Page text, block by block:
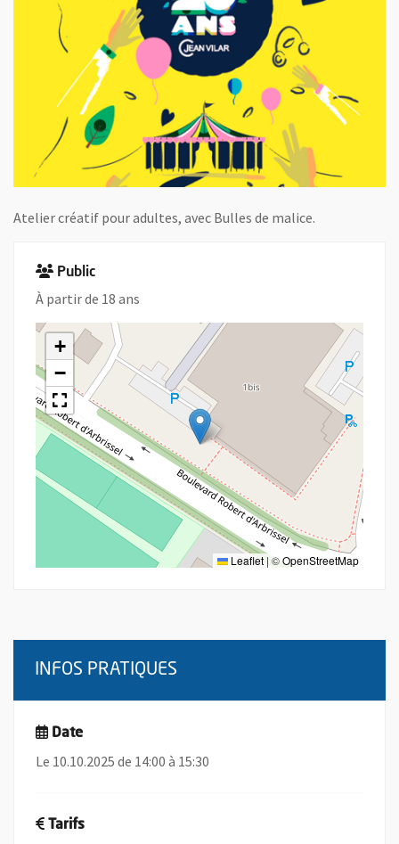
Atelier créatif pour adultes, avec Bulles de malice.
Public
À partir de 18 ans
+
−
Leaflet | ©OpenStreetMap
INFOS PRATIQUES
Date
Le 10.10.2025 de 14:00 à 15:30
Tarifs